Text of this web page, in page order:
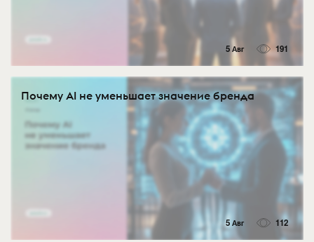
5 Авг 191
Почему AI не уменьшает значение бренда
5 Авг 112